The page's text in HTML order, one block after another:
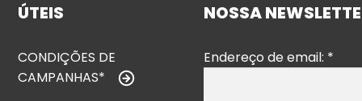
ÚTEIS
CONDIÇÕES DE
CAMPANHAS*
NOSSA
Endereço de email: *